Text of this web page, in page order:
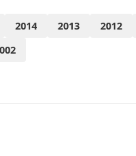
2014 2013 2012